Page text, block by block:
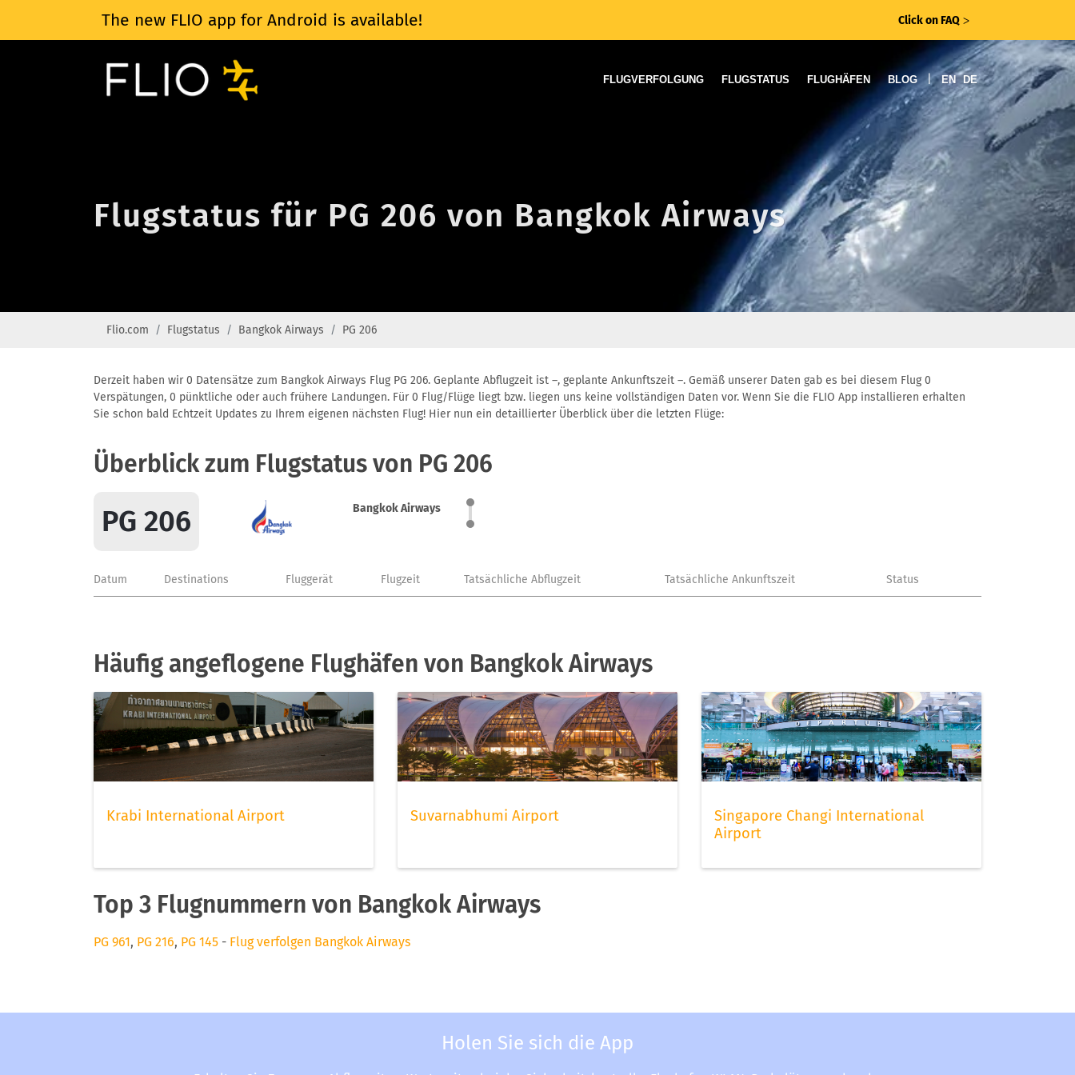
The new FLIO app for Android is available! Click on FAQ ᐳ
FLUGVERFOLGUNG FLUGSTATUS FLUGHÄFEN BLOG | EN DE
Flugstatus für PG 206 von Bangkok Airways
Flio.com Flugstatus Bangkok Airways PG 206
Derzeit haben wir 0 Datensätze zum Bangkok Airways Flug PG 206. Geplante Abflugzeit ist –, geplante Ankunftszeit –. Gemäß unserer Daten gab es bei diesem Flug 0
Verspätungen, 0 pünktliche oder auch frühere Landungen. Für 0 Flug/Flüge liegt bzw. liegen uns keine vollständigen Daten vor. Wenn Sie die FLIO App installieren erhalten
Sie schon bald Echtzeit Updates zu Ihrem eigenen nächsten Flug! Hier nun ein detaillierter Überblick über die letzten Flüge:
Überblick zum Flugstatus von PG 206
PG 206 Bangkok Airways
Datum Destinations Fluggerät Flugzeit Tatsächliche Abflugzeit Tatsächliche Ankunftszeit Status
Häufig angeflogene Flughäfen von Bangkok Airways
Krabi International Airport Suvarnabhumi Airport
Singapore Changi International
Airport
Top 3 Flugnummern von Bangkok Airways
PG 961, PG 216, PG 145 - Flug verfolgen Bangkok Airways
Holen Sie sich die App